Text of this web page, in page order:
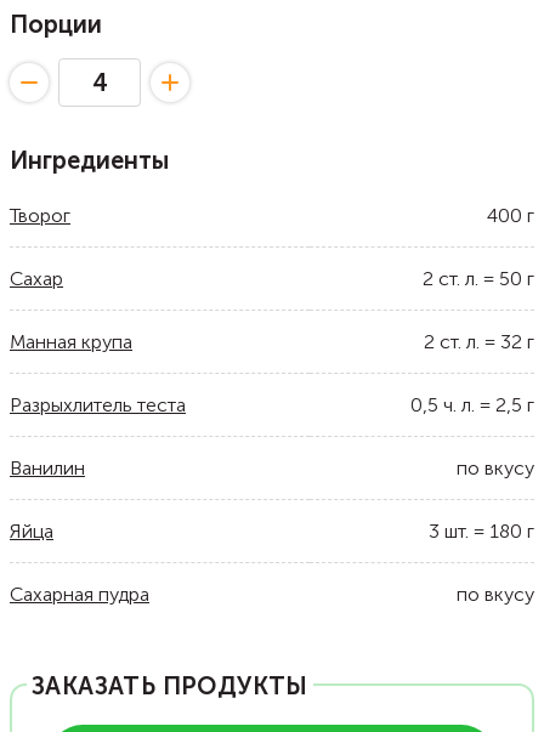
Порции
Ингредиенты
Творог 400 г
Сахар 2 ст. л. = 50 г
Манная крупа 2 ст. л. = 32 г
Разрыхлитель теста 0,5 ч. л. = 2,5 г
Ванилин по вкусу
Яйца 3 шт. = 180 г
Сахарная пудра по вкусу
ЗАКАЗАТЬ ПРОДУКТЫ